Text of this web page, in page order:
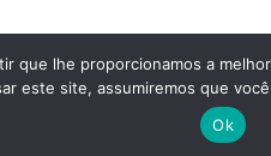
que lhe proporcionamos a
este site, assumiremos que
Ok